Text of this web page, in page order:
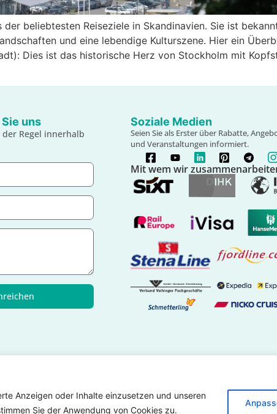
Anzeigen oder Inhalte einzusetzen und unseren
Sie der Anwendung von Cookies zu.
beliebtesten Reiseziele in Skandinavien. Sie ist
und eine lebendige Kulturszene. Hier ein
Dies ist das historische Herz von Stockholm mit
uns
Regel innerhalb
Soziale Medien
Seien Sie als Erster über Rabatte,
und Veranstaltungen informiert.
Mit wem wir
Impressum Kontaktiere uns ©